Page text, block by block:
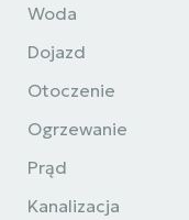
Woda
Dojazd
Otoczenie
Ogrzewanie
Prąd
Kanalizacja